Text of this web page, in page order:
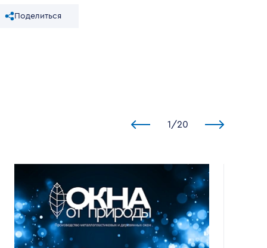
Поделиться
1 /20